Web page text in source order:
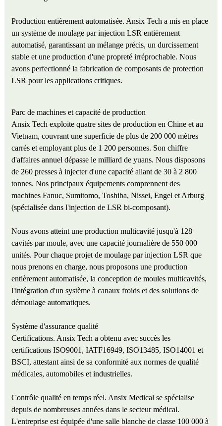
Production entièrement automatisée. Ansix Tech a mis en place
un système de moulage par injection LSR entièrement
automatisé, garantissant un mélange précis, un durcissement
stable et une production d'une propreté irréprochable. Nous
avons perfectionné la fabrication de composants de protection
LSR pour les applications critiques.
Parc de machines et capacité de production
Ansix Tech exploite quatre sites de production en Chine et au
Vietnam, couvrant une superficie de plus de 200 000 mètres
carrés et employant plus de 1 200 personnes. Son chiffre
d'affaires annuel dépasse le milliard de yuans. Nous disposons
de 260 presses à injecter d'une capacité allant de 30 à 2 800
tonnes. Nos principaux équipements comprennent des
machines Fanuc, Sumitomo, Toshiba, Nissei, Engel et Arburg
(spécialisée dans l'injection de LSR bi-composant).
Nous avons atteint une production multicavité jusqu'à 128
cavités par moule, avec une capacité journalière de 550 000
unités. Pour chaque projet de moulage par injection LSR que
nous prenons en charge, nous proposons une production
entièrement automatisée, la conception de moules multicavités,
l'intégration d'un système à canaux froids et des solutions de
démoulage automatiques.
Système d'assurance qualité
Certifications. Ansix Tech a obtenu avec succès les
certifications ISO9001, IATF16949, ISO13485, ISO14001 et
BSCI, attestant ainsi de sa conformité aux normes de qualité
médicales, automobiles et industrielles.
Contrôle qualité en temps réel. Ansix Medical se spécialise
depuis de nombreuses années dans le secteur médical.
L'entreprise est équipée d'une salle blanche de classe 100 000 à